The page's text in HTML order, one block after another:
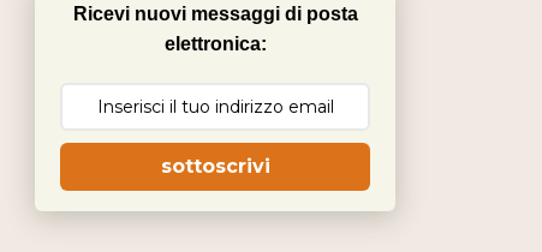
Ricevi nuovi messaggi di posta
elettronica:
sottoscrivi